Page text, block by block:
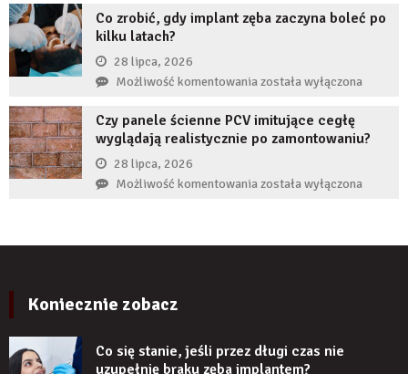
wykorzystują
żeby
zwiększyć
wiarygodność
produktu?
Co zrobić, gdy implant zęba zaczyna boleć po
kilku latach?
28 lipca, 2026
Możliwość komentowaniaCo
gdy
implant
zaczyna
została wyłączona
Czy panele ścienne PCV imitujące cegłę
wyglądają realistycznie po zamontowaniu?
28 lipca, 2026
Możliwość komentowaniaCzy
zamontowaniu?
została wyłączona
Koniecznie zobacz
Co się stanie, jeśli przez długi czas nie
uzupełnię braku zęba implantem?